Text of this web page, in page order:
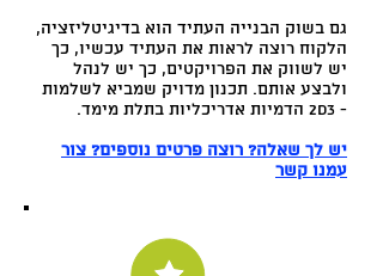
גם בשוק הבנייה העתיד הוא בדיגיטליזציה,
הלקוח רוצה לראות את העתיד עכשיו, כך
יש לשווק את הפרויקטים, כך יש לנהל
ולבצע אותם. תכנון מדויק שמביא לשלמות
- 2D3 הדמיות אדריכליות בתלת מימד.
יש לך שאלה? רוצה פרטים נוספים? צור
עמנו קשר